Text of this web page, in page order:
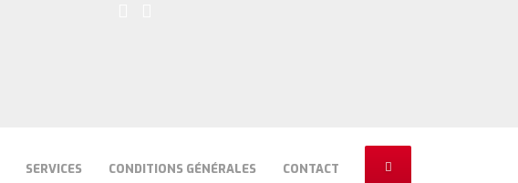
SERVICES CONDITIONS GÉNÉRALES CONTACT